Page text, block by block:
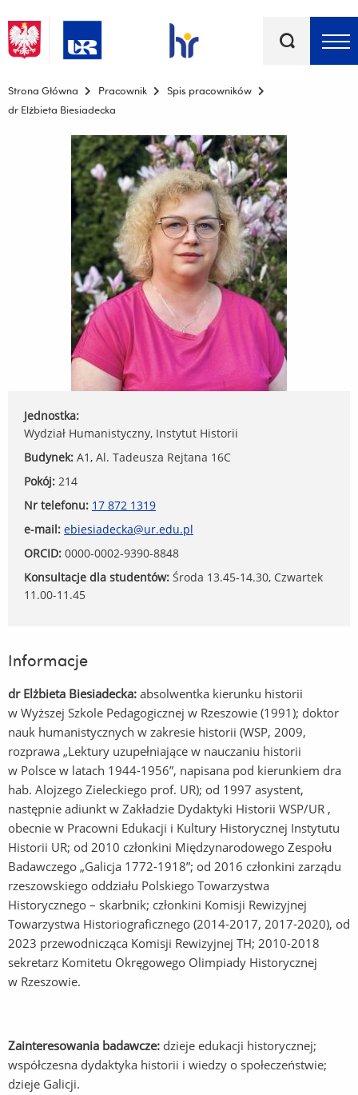
kluczowe
Menu - górna belka
Strona Główna Pracownik
Spis pracowników
dr Elżbieta Biesiadecka
Jednostka:
Wydział Humanistyczny, Instytut Historii
Budynek: A1, Al. Tadeusza Rejtana 16C
Pokój: 214
Nr telefonu: 17 872 1319
e-mail: ebiesiadecka@ur.edu.pl
ORCID: 0000-0002-9390-8848
Konsultacje dla studentów: Środa 13.45-14.30, Czwartek
11.00-11.45
Informacje
dr Elżbieta Biesiadecka: absolwentka kierunku historii
w Wyższej Szkole Pedagogicznej w Rzeszowie (1991); doktor
nauk humanistycznych w zakresie historii (WSP, 2009,
rozprawa „Lektury uzupełniające w nauczaniu historii
w Polsce w latach 1944-1956”, napisana pod kierunkiem dra
hab. Alojzego Zieleckiego prof. UR); od 1997 asystent,
następnie adiunkt w Zakładzie Dydaktyki Historii WSP/UR ,
obecnie w Pracowni Edukacji i Kultury Historycznej Instytutu
Historii UR; od 2010 członkini Międzynarodowego Zespołu
Badawczego „Galicja 1772-1918”; od 2016 członkini zarządu
rzeszowskiego oddziału Polskiego Towarzystwa
Historycznego – skarbnik; członkini Komisji Rewizyjnej
Towarzystwa Historiograficznego (2014-2017, 2017-2020), od
2023 przewodnicząca Komisji Rewizyjnej TH; 2010-2018
sekretarz Komitetu Okręgowego Olimpiady Historycznej
w Rzeszowie.
Zainteresowania badawcze: dzieje edukacji historycznej;
współczesna dydaktyka historii i wiedzy o społeczeństwie;
dzieje Galicji.